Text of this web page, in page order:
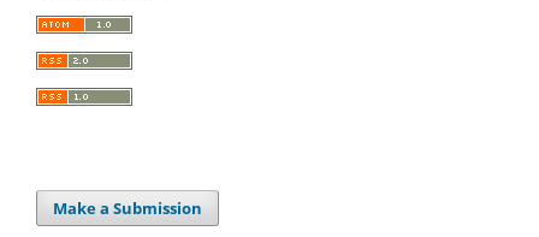
Make a Submission